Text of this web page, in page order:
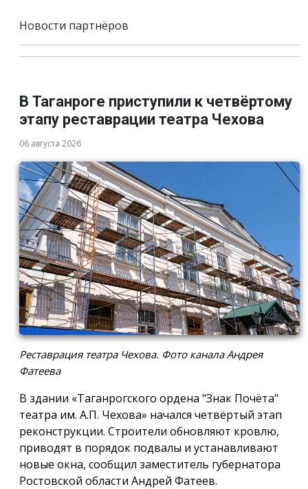
Новости партнёров
В Таганроге приступили к четвёртому
этапу реставрации театра Чехова
06 августа 2026
Реставрация театра Чехова. Фото канала Андрея
Фатеева
В здании «Таганрогского ордена "Знак Почёта"
театра им. А.П. Чехова» начался четвёртый этап
реконструкции. Строители обновляют кровлю,
приводят в порядок подвалы и устанавливают
новые окна, сообщил заместитель губернатора
Ростовской области Андрей Фатеев.